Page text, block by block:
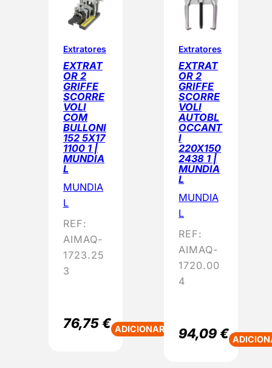
Extratores
EXTRAT
OR 2
GRIFFE
SCORRE
VOLI
COM
BULLONI
152 5X17
1100 1 |
MUNDIA
L
MUNDIA
L
REF:
AIMAQ-
1723.25
3
76,75€ ADICIONAR
Extratores
EXTRAT
OR 2
GRIFFE
SCORRE
VOLI
AUTOBL
OCCANT
I
220X150
2438 1 |
MUNDIA
L
MUNDIA
L
REF:
AIMAQ-
1720.00
4
94,09€